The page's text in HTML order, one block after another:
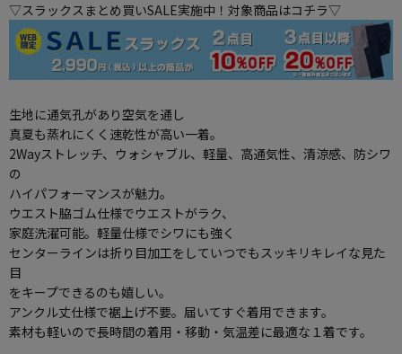
▽スラックスまとめ買いSALE実施中！対象商品はコチラ▽
生地に通気孔があり空気を通し
真夏も蒸れにくく速乾性が高い一着。
2Wayストレッチ、ウォシャブル、軽量、高通気性、清涼感、防シワ
の
ハイパフォーマンスが魅力。
ウエスト脇ゴム仕様でウエストがラク、
家庭洗濯可能。軽量仕様でシワにも強く
センターラインは折り目加工をしていつでもスッキリキレイな見た
目
をキープできるのも嬉しい。
アンクル丈仕様で裾上げ不要。届いてすぐ着用できます。
素材も軽いので長時間の着用・移動・気温差に最適な１着です。